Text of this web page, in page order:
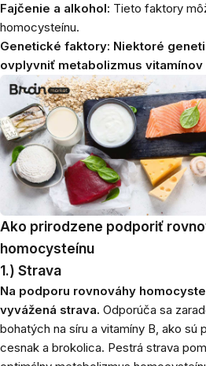
Fajčenie a alkohol: Tieto faktory
homocysteínu.
Genetické faktory: Niektoré
ovplyvniť metabolizmus vitamínov
Ako prirodzene podporiť
homocysteínu
1.) Strava
Na podporu rovnováhy
vyvážená strava. Odporúča sa
bohatých na síru a vitamíny B, ako sú
cesnak a brokolica. Pestrá strava